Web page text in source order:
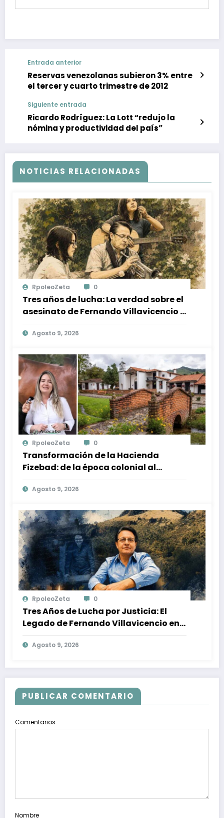
Entrada anterior
Reservas venezolanas subieron 3% entre
el tercer y cuarto trimestre de 2012
Siguiente entrada
Ricardo Rodríguez: La Lott “redujo la
nómina y productividad del país”
NOTICIAS RELACIONADAS
RpoleoZeta 0
Tres años de lucha: La verdad sobre el
asesinato de Fernando Villavicencio y
la impunidad en Ecuador
Agosto 9, 2026
RpoleoZeta 0
Transformación de la Hacienda
Fizebad: de la época colonial al
Centro Ecuestre en El Retiro, Antioquia
Agosto 9, 2026
RpoleoZeta 0
Tres Años de Lucha por Justicia: El
Legado de Fernando Villavicencio en
la Búsqueda de la Verdad y la Victoria
contra la Impunidad
Agosto 9, 2026
PUBLICAR COMENTARIO
Comentarios
Nombre